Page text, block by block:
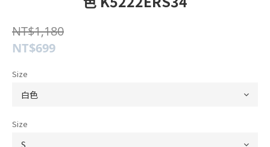
NT$1,180
NT$699
Size
Size